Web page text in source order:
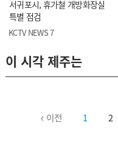
서귀포시, 휴가철 개방화장실
특별 점검
KCTV NEWS 7
이 시각 제주는
‹ 이전 1 2